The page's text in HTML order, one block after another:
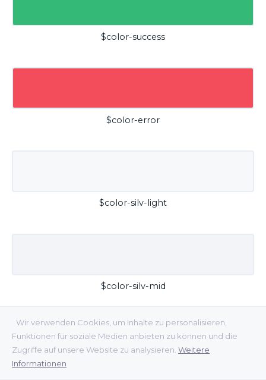
Wir verwenden Cookies, um Inhalte zu personalisieren,
Funktionen für soziale Medien anbieten zu können und die
Zugriffe auf unsere Website zu analysieren. Weitere
Informationen
$color-success
$color-error
$color-silv-light
$color-silv-mid